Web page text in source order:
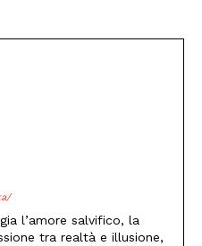
l’amore salvifico, la
tra realtà e illusione,